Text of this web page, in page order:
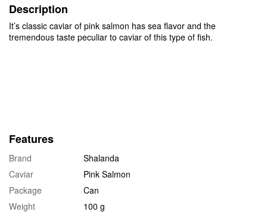
Description
It’s classic caviar of pink salmon has sea flavor and the
tremendous taste peculiar to caviar of this type of fish.
Features
Brand
Shalanda
Caviar
Pink Salmon
Package
Can
Weight
100 g